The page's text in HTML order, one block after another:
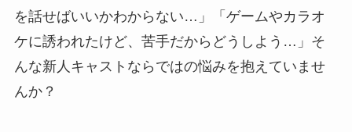
を話せばいいかわからない…」「ゲームやカラオ
ケに誘われたけど、苦手だからどうしよう…」そ
んな新人キャストならではの悩みを抱えていませ
んか？